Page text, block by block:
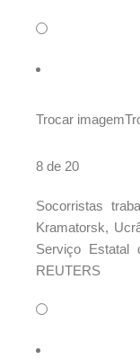
Trocar imagem
8 de 20
Socorristas
Kramatorsk,
Serviço Estatal
REUTERS